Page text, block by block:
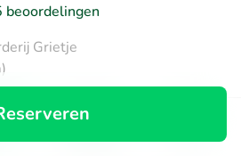
beoordelingen
Grietje